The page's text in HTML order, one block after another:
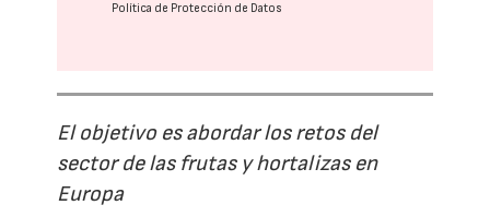
Política de Protección de Datos
El objetivo es abordar los retos del
sector de las frutas y hortalizas en
Europa